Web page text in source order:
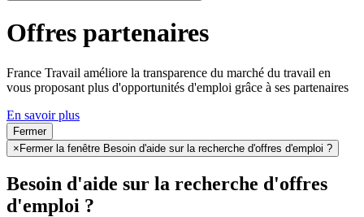
Offres partenaires
France Travail améliore la transparence du marché du travail en
vous proposant plus d'opportunités d'emploi grâce à ses partenaires
En savoir plus
Fermer
× Fermer la fenêtre Besoin d'aide sur la recherche d'offres d'emploi ?
Besoin d'aide sur la recherche d'offres
d'emploi ?